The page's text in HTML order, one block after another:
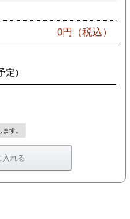
0円（税込）
定）
ます。